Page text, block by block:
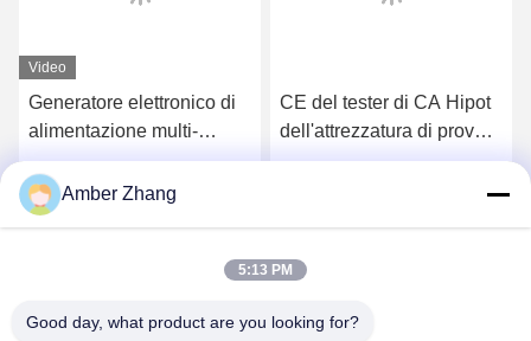
Video
Generatore elettronico di
alimentazione multi-
frequenza ZXBP-100
Ottieni il miglior prezzo
CE del tester di CA Hipot
dell'attrezzatura di prova
ad alta tensione di norme
Amber Zhang
5:13 PM
Good day, what product are you looking for?